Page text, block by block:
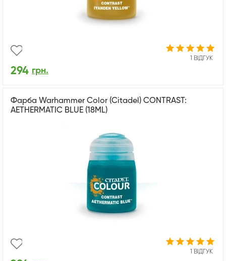
1 ВІДГУК
294 грн.
Фарба Warhammer Color (Citadel) CONTRAST:
AETHERMATIC BLUE (18ML)
1 ВІДГУК